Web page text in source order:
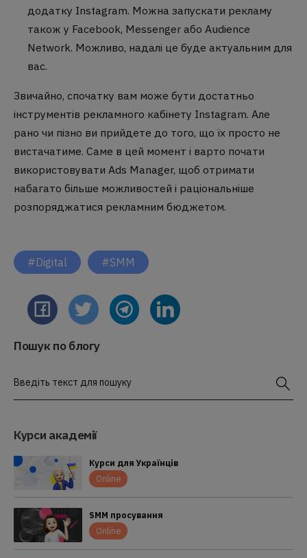
додатку Instagram. Можна запускати рекламу
також у Facebook, Messenger або Audience
Network. Можливо, надалі це буде актуальним для
вас.
Звичайно, спочатку вам може бути достатньо
інструментів рекламного кабінету Instagram. Але
рано чи пізно ви прийдете до того, що їх просто не
вистачатиме. Саме в цей момент і варто почати
використовувати Ads Manager, щоб отримати
набагато більше можливостей і раціональніше
розпоряджатися рекламним бюджетом.
#Digital #SMM
Пошук по блогу
Введіть текст для пошуку
Курси академії
Курси для Українців
Online
SMM просування
Online